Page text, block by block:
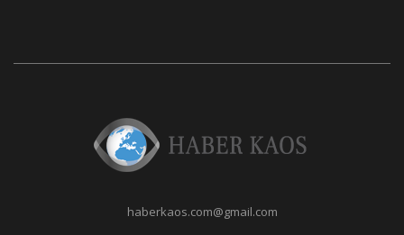
haberkaos.com@gmail.com